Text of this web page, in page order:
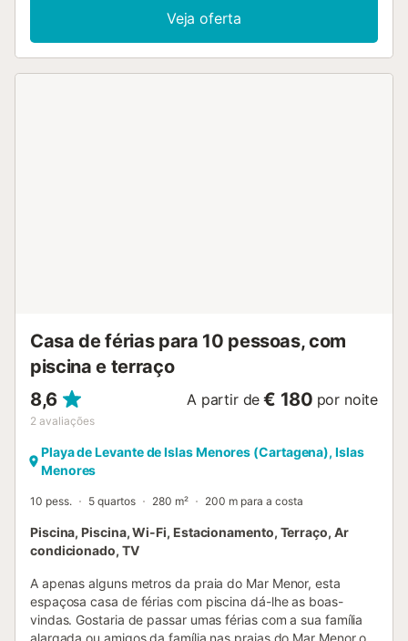
Joguem pingue-pongue, façam exercício na sala de
fitness e reúnam-se para divertidas noites de jogos na
acolhedora sala de estar. O seu terraço coberto convida-o
Veja oferta
Casa de férias para 10 pessoas, com
piscina e terraço
8,6
2 avaliações
A partir de € 180 por noite
Playa de Levante de Islas Menores (Cartagena), Islas
Menores
10 pess. 5 quartos 280 m² 200 m para a costa
Piscina, Piscina, Wi-Fi, Estacionamento, Terraço, Ar
condicionado, TV
A apenas alguns metros da praia do Mar Menor, esta
espaçosa casa de férias com piscina dá-lhe as boas-
vindas. Gostaria de passar umas férias com a sua família
alargada ou amigos da família nas praias do Mar Menor ou